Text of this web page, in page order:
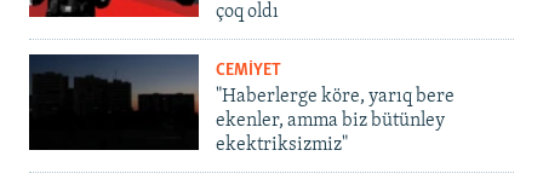
çoq oldı
CEMİYET
"Haberlerge köre, yarıq bere
ekenler, amma biz bütünley
ekektriksizmiz"